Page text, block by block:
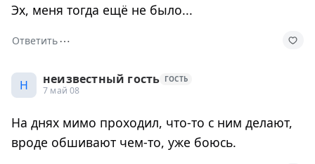
Эх, меня тогда ещё не было...
Ответить⋯
Н неизвестный гость ГОСТЬ
7 май 08
На днях мимо проходил, что-то с ним делают,
вроде обшивают чем-то, уже боюсь.